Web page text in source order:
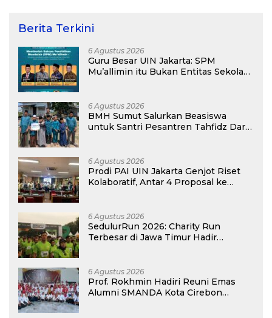
Berita Terkini
6 Agustus 2026
Guru Besar UIN Jakarta: SPM
Mu’allimin itu Bukan Entitas Sekolah
6 Agustus 2026
BMH Sumut Salurkan Beasiswa
untuk Santri Pesantren Tahfidz Darul
6 Agustus 2026
Prodi PAI UIN Jakarta Genjot Riset
Kolaboratif, Antar 4 Proposal ke
6 Agustus 2026
SedulurRun 2026: Charity Run
Terbesar di Jawa Timur Hadir
Guru Honorer
6 Agustus 2026
Prof. Rokhmin Hadiri Reuni Emas
Alumni SMANDA Kota Cirebon